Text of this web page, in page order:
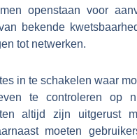
openstaan voor
bekende
tot netwerken.
in te schakelen waar
te controleren op
altijd zijn uitgerust
moeten